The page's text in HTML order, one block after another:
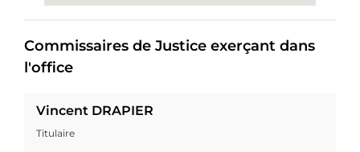
Commissaires de Justice exerçant dans
l'office
Vincent DRAPIER
Titulaire